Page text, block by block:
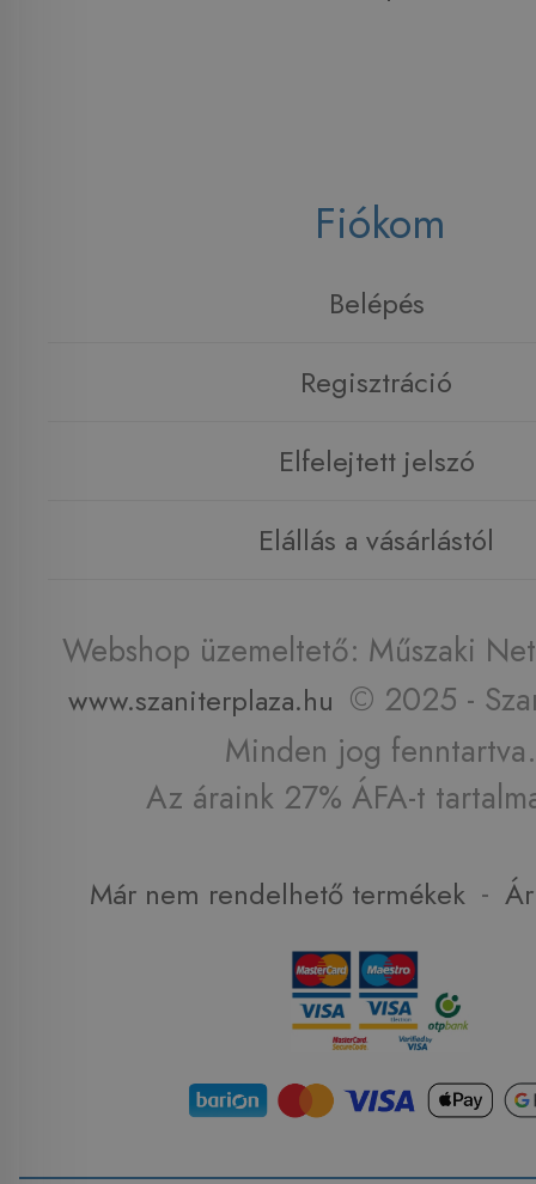
Fiókom
Belépés
Regisztráció
Elfelejtett jelszó
Elállás a vásárlástól
Webshop üzemeltető: Műszaki
www.szaniterplaza.hu © 2025 -
Minden jog fenntartva.
Az áraink 27% ÁFA-t
Már nem rendelhető termékek -